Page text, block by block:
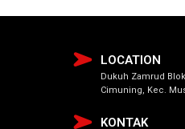
LOCATION
Dukuh Zamrud Blok
Cimuning, Kec.
KONTAK